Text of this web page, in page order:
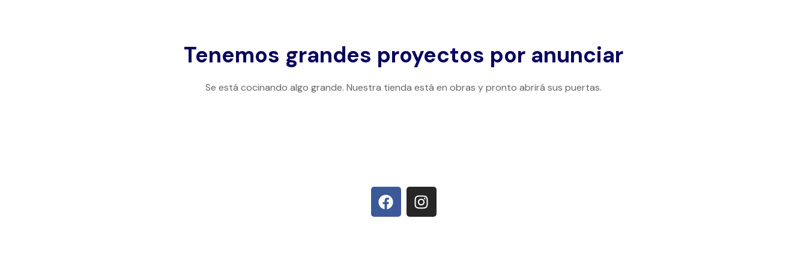
Tenemos grandes proyectos por anunciar
Se está cocinando algo grande. Nuestra tienda está en obras y pronto abrirá sus puertas.